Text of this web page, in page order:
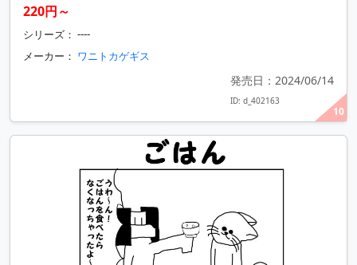
10
220円～
シリーズ： ----
メーカー： ワニトカゲギス
発売日：2024/06/14
ID: d_402163